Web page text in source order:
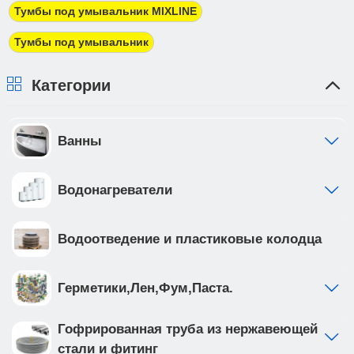
должны предоставить доверенность от фирмы-
плательщика.
Тумбы под умывальник MIXLINE
Тумбы под умывальник
Категории
Ванны
Водонагреватели
Водоотведение и пластиковые колодца
Герметики,Лен,Фум,Паста.
Гофрированная труба из нержавеющей
стали и фитинг